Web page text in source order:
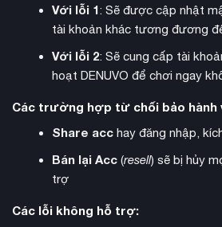
thể hỗ trợ nhau trong các trận chiến,
cùng nhau khám phá thế giới game.
chiến thuật và trải nghiệm thú vị cho
Với lỗi 1: Sẽ được cập nhật
tài khoản khác tương đương
Với lỗi 2: Sẽ cung cấp tài
hoạt DENUVO để chơi ngay
Các trường hợp từ chối bảo hành
Share acchay đăng nhập,
Bán lại Acc(resell) sẽ bị hủy
trợ
Các lỗi không hỗ trợ: